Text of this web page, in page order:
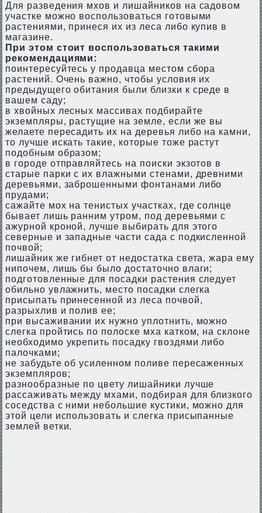
Для разведения мхов и лишайников на садовом
участке можно воспользоваться готовыми
растениями, принеся их из леса либо купив в
магазине.
При этом стоит воспользоваться такими
рекомендациями:
поинтересуйтесь у продавца местом сбора
растений. Очень важно, чтобы условия их
предыдущего обитания были близки к среде в
вашем саду;
в хвойных лесных массивах подбирайте
экземпляры, растущие на земле, если же вы
желаете пересадить их на деревья либо на камни,
то лучше искать такие, которые тоже растут
подобным образом;
в городе отправляйтесь на поиски экзотов в
старые парки с их влажными стенами, древними
деревьями, заброшенными фонтанами либо
прудами;
сажайте мох на тенистых участках, где солнце
бывает лишь ранним утром, под деревьями с
ажурной кроной, лучше выбирать для этого
северные и западные части сада с подкисленной
почвой;
лишайник же гибнет от недостатка света, жара ему
нипочем, лишь бы было достаточно влаги;
подготовленные для посадки растения следует
обильно увлажнить, место посадки слегка
присыпать принесенной из леса почвой,
разрыхлив и полив ее;
при высаживании их нужно уплотнить, можно
слегка пройтись по полоске мха катком, на склоне
необходимо укрепить посадку гвоздями либо
палочками;
не забудьте об усиленном поливе пересаженных
экземпляров;
разнообразные по цвету лишайники лучше
рассаживать между мхами, подбирая для близкого
соседства с ними небольшие кустики, можно для
этой цели использовать и слегка присыпанные
землей ветки.